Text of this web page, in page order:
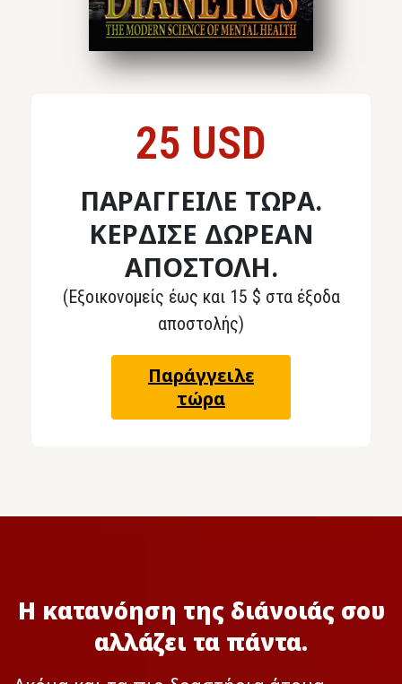
25 USD
ΠΑΡΑΓΓΕΙΛΕ ΤΩΡΑ.
ΚΕΡΔΙΣΕ ΔΩΡΕΑΝ
ΑΠΟΣΤΟΛΗ.
(Εξοικονομείς έως και 15 $ στα έξοδα
αποστολής)
Παράγγειλε
τώρα
Η κατανόηση της διάνοιάς σου
αλλάζει τα πάντα.